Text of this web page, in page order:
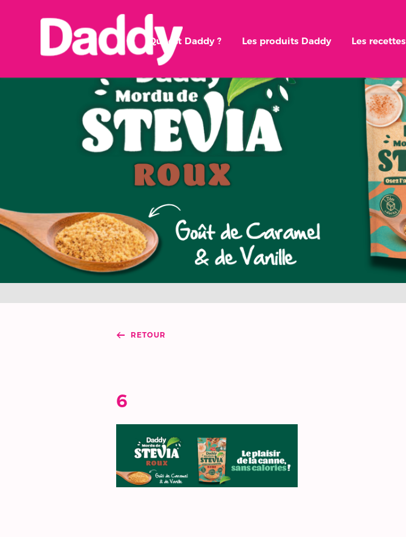
Qui est Daddy ? Les produits Daddy Les recettes
RETOUR
6